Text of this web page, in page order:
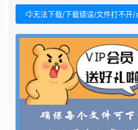
无法下载/下载错误/文件打不开/